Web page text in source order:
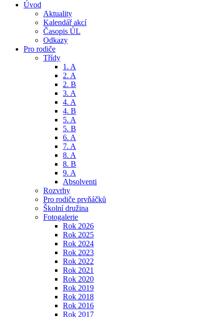
Úvod
Aktuality
Kalendář akcí
Časopis ÚL
Odkazy
Pro rodiče
Třídy
1. A
2. A
2. B
3. A
4. A
4. B
5. A
5. B
6. A
7. A
8. A
8. B
9. A
Absolventi
Rozvrhy
Pro rodiče prvňáčků
Školní družina
Fotogalerie
Rok 2026
Rok 2025
Rok 2024
Rok 2023
Rok 2022
Rok 2021
Rok 2020
Rok 2019
Rok 2018
Rok 2016
Rok 2017